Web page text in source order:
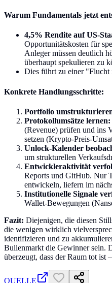
Warum Fundamentals jetzt
4,5% Rendite auf US-
Opportunitätskosten für
Anleger müssen deutlich
überhaupt spekulieren zu
Dies führt zu einer "Flucht
Konkrete Handlungsschritte:
Portfolio
Protokollumsätze lernen:
(Revenue) prüfen und ins
setzen (Krypto-Preis-
Unlock-Kalender
um strukturellen
Entwickleraktivität
Reports und GitHub. Nur
entwickeln, liefern im
Institutionelle Signale
Wallet-Bewegungen
Fazit: Diejenigen, die diesen
die wenigen wirklich
identifizieren und zu
Bullenmarkt die Gewinner sein.
überzeugt, dass der Raum tot ist
QUELLE